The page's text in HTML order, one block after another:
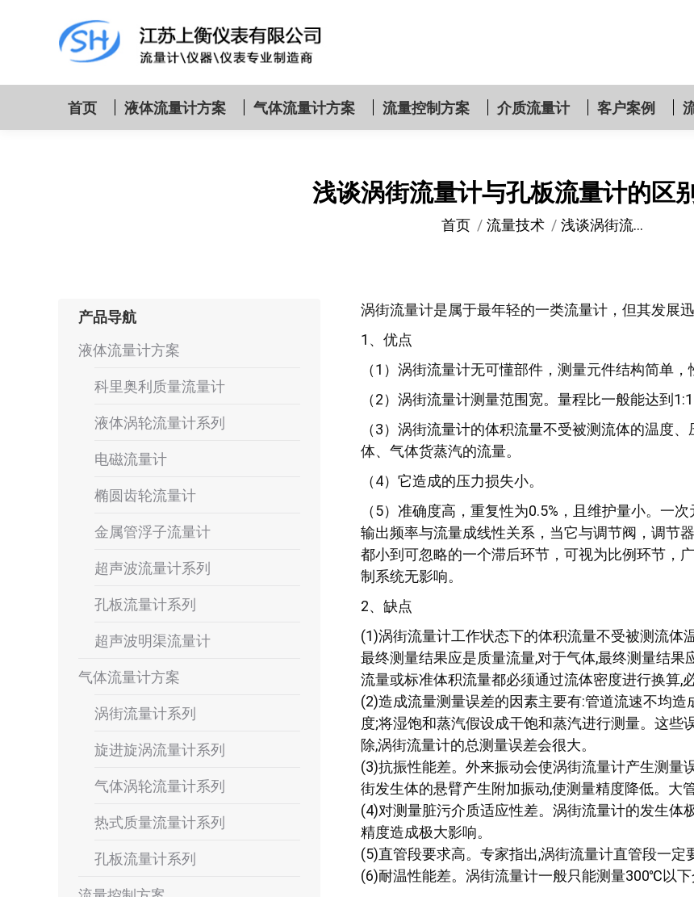
首页 液体流量计方案 气体流量计方案 流量控制方案 介质流量计 客户案例
浅谈涡街流量计与孔板流量计的区
您在这里：
首页 流量技术 浅谈涡街流…
涡街流量计是属于最年轻的一类流量计，但其发展
1、优点
（1）涡街流量计无可懂部件，测量元件结构简单，
（2）涡街流量计测量范围宽。量程比一般能达到
（3）涡街流量计的体积流量不受被测流体的温度
体、气体货蒸汽的流量。
（4）它造成的压力损失小。
（5）准确度高，重复性为0.5%，且维护量小。一
输出频率与流量成线性关系，当它与调节阀，调节
都小到可忽略的一个滞后环节，可视为比例环节，
制系统无影响。
2、缺点
(1)涡街流量计工作状态下的体积流量不受被测流体
最终测量结果应是质量流量,对于气体,最终测量结果
流量或标准体积流量都必须通过流体密度进行换算,
(2)造成流量测量误差的因素主要有:管道流速不均
度;将湿饱和蒸汽假设成干饱和蒸汽进行测量。这些
除,涡街流量计的总测量误差会很大。
(3)抗振性能差。外来振动会使涡街流量计产生测量
街发生体的悬臂产生附加振动,使测量精度降低。大
(4)对测量脏污介质适应性差。涡街流量计的发生体
精度造成极大影响。
(5)直管段要求高。专家指出,涡街流量计直管段一定
(6)耐温性能差。涡街流量计一般只能测量300℃以下
产品导航
液体流量计方案
科里奥利质量流量计
液体涡轮流量计系列
电磁流量计
椭圆齿轮流量计
金属管浮子流量计
超声波流量计系列
孔板流量计系列
超声波明渠流量计
气体流量计方案
涡街流量计系列
旋进旋涡流量计系列
气体涡轮流量计系列
热式质量流量计系列
孔板流量计系列